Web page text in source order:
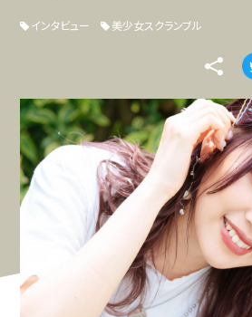
インタビュー 美少女スクランブル